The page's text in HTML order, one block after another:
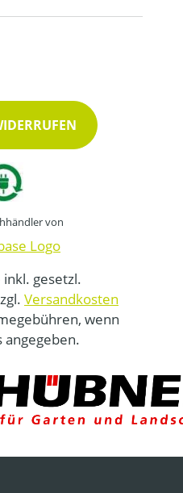
von
gesetzl.
Versandkosten
wenn
angegeben.